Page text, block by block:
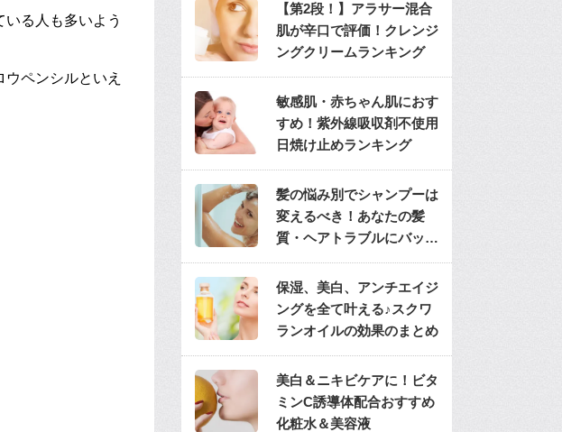
る人も多いよう
ペンシルといえ
【第2段！】アラサー混合
肌が辛口で評価！クレンジ
ングクリームランキング
敏感肌・赤ちゃん肌におす
すめ！紫外線吸収剤不使用
日焼け止めランキング
髪の悩み別でシャンプーは
変えるべき！あなたの髪
質・ヘアトラブルにバッチ
リのシャンプーは？
保湿、美白、アンチエイジ
ングを全て叶える♪スクワ
ランオイルの効果のまとめ
美白＆ニキビケアに！ビタ
ミンC誘導体配合おすすめ
化粧水＆美容液